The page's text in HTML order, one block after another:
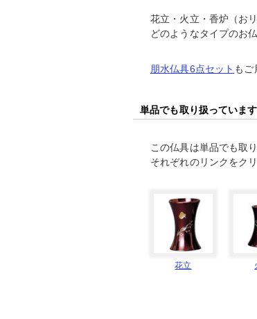
花立・火立・香炉（お
どのようなタイプのお
朋水仏具6点セット もご
単品でも取り扱っています
この仏具は単品でも取
それぞれのリンクをク
花立